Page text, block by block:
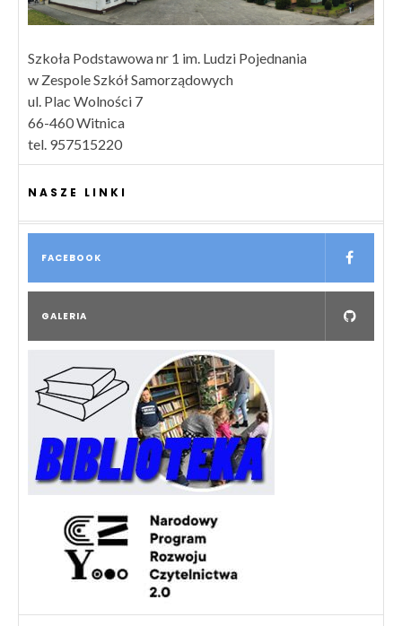
Szkoła Podstawowa nr 1 im. Ludzi Pojednania
w Zespole Szkół Samorządowych
ul. Plac Wolności 7
66-460 Witnica
tel. 957515220
NASZE LINKI
FACEBOOK
GALERIA